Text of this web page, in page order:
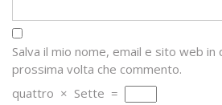
Salva il mio nome, email e sito web
prossima volta che commento.
quattro × Sette =